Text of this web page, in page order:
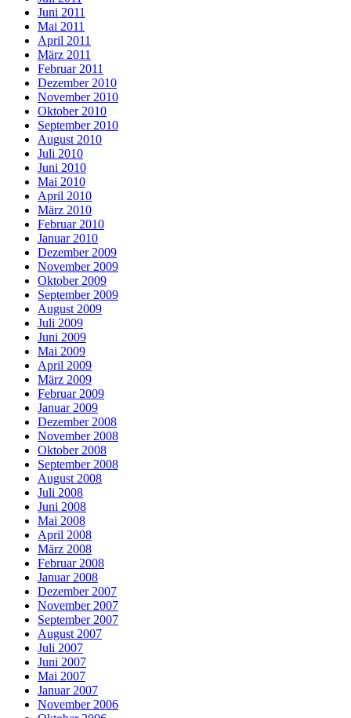
Juni 2011
Mai 2011
April 2011
März 2011
Februar 2011
Dezember 2010
November 2010
Oktober 2010
September 2010
August 2010
Juli 2010
Juni 2010
Mai 2010
April 2010
März 2010
Februar 2010
Januar 2010
Dezember 2009
November 2009
Oktober 2009
September 2009
August 2009
Juli 2009
Juni 2009
Mai 2009
April 2009
März 2009
Februar 2009
Januar 2009
Dezember 2008
November 2008
Oktober 2008
September 2008
August 2008
Juli 2008
Juni 2008
Mai 2008
April 2008
März 2008
Februar 2008
Januar 2008
Dezember 2007
November 2007
September 2007
August 2007
Juli 2007
Juni 2007
Mai 2007
Januar 2007
November 2006